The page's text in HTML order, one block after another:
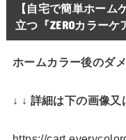
【自宅で簡単ホーム
立つ『ZEROカラーケ
ホームカラー後のダ
↓ ↓ 詳細は下の画像